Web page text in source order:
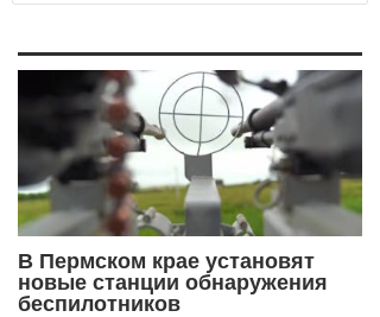
В Пермском крае установят
новые станции обнаружения
беспилотников